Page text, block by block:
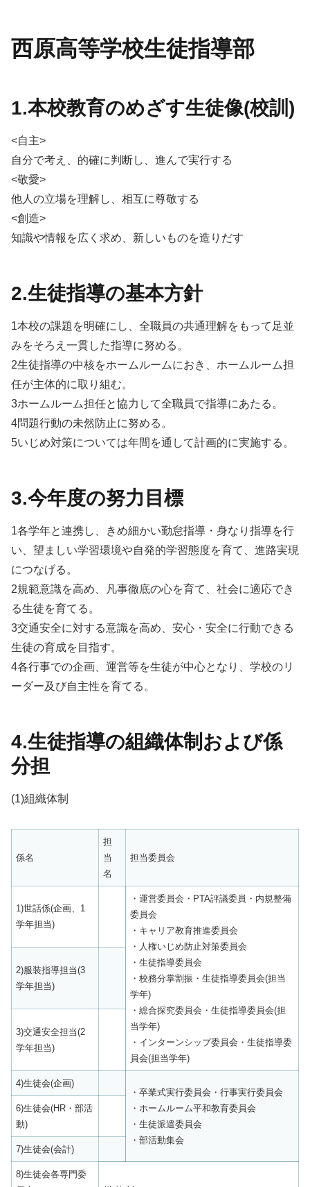
西原高等学校生徒指導部
1.本校教育のめざす生徒像(校訓)
<自主>
自分で考え、的確に判断し、進んで実行する
<敬愛>
他人の立場を理解し、相互に尊敬する
<創造>
知識や情報を広く求め、新しいものを造りだす
2.生徒指導の基本方針
1本校の課題を明確にし、全職員の共通理解をもって足並
みをそろえ一貫した指導に努める。
2生徒指導の中核をホームルームにおき、ホームルーム担
任が主体的に取り組む。
3ホームルーム担任と協力して全職員で指導にあたる。
4問題行動の未然防止に努める。
5いじめ対策については年間を通して計画的に実施する。
3.今年度の努力目標
1各学年と連携し、きめ細かい勤怠指導・身なり指導を行
い、望ましい学習環境や自発的学習態度を育て、進路実現
につなげる。
2規範意識を高め、凡事徹底の心を育て、社会に適応でき
る生徒を育てる。
3交通安全に対する意識を高め、安心・安全に行動できる
生徒の育成を目指す。
4各行事での企画、運営等を生徒が中心となり、学校のリ
ーダー及び自主性を育てる。
4.生徒指導の組織体制および係
分担
(1)組織体制
係名
担
当
名
担当委員会
1)世話係(企画、1
学年担当)
・運営委員会・PTA評議委員・内規整備
委員会
・キャリア教育推進委員会
・人権いじめ防止対策委員会
・生徒指導委員会
・校務分掌割振・生徒指導委員会(担当
学年)
・総合探究委員会・生徒指導委員会(担
当学年)
・インターンシップ委員会・生徒指導委
員会(担当学年)
2)服装指導担当(3
学年担当)
3)交通安全担当(2
学年担当)
4)生徒会(企画)
・卒業式実行委員会・行事実行委員会
・ホームルーム平和教育委員会
・生徒派遣委員会
・部活動集会
6)生徒会(HR・部活
動)
7)生徒会(会計)
8)生徒会各専門委